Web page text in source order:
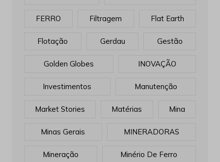
FERRO Filtragem Flat Earth
Flotação Gerdau Gestão
Golden Globes INOVAÇÃO
Investimentos Manutenção
Market Stories Matérias Mina
Minas Gerais MINERADORAS
Mineração Minério De Ferro